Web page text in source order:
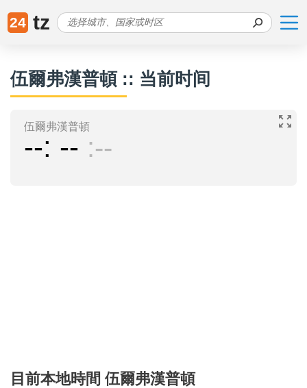
24 tz
伍爾弗漢普頓 :: 当前时间
伍爾弗漢普頓
-- -- --
目前本地時間 伍爾弗漢普頓